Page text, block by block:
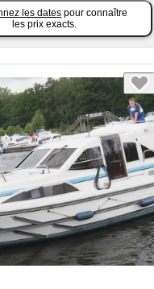
les dates pour connaître
les prix exacts.